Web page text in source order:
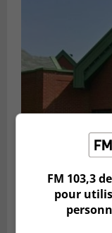
VIEUX-LONGUEUIL
Publié le 28 juillet
La Tablée
financier
FM 103,3
pour